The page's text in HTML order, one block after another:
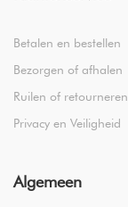
Betalen en bestellen
Bezorgen of afhalen
Ruilen of retourneren
Privacy en Veiligheid
Algemeen